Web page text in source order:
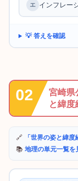
インフレー
💡 答えを確認
宮崎県
と緯度
🔗
「世界の姿と緯
📚 地理の単元一覧を